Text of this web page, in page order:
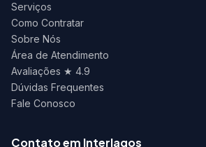
Serviços
Como Contratar
Sobre Nós
Área de Atendimento
Avaliações ★ 4.9
Dúvidas Frequentes
Fale Conosco
Contato em Interlagos